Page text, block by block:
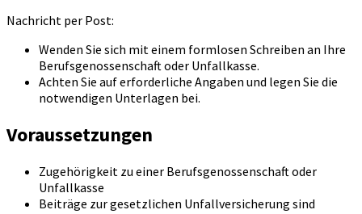
Nachricht per Post:
Wenden Sie sich mit einem formlosen Schreiben an Ihre
Berufsgenossenschaft oder Unfallkasse.
Achten Sie auf erforderliche Angaben und legen Sie die
notwendigen Unterlagen bei.
Voraussetzungen
Zugehörigkeit zu einer Berufsgenossenschaft oder
Unfallkasse
Beiträge zur gesetzlichen Unfallversicherung sind